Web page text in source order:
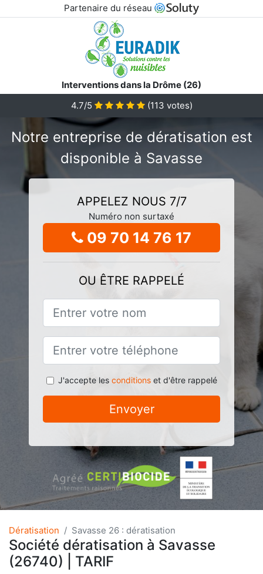
Partenaire du réseau
Interventions dans la Drôme (26)
4.7/5
(113 votes)
Notre entreprise de dératisation est
disponible à Savasse
APPELEZ NOUS 7/7
Numéro non surtaxé
09 70 14 76 17
OU ÊTRE RAPPELÉ
J'accepte les conditionset d'être rappelé
Envoyer
Dératisation Savasse 26 : dératisation
Société dératisation à Savasse
(26740) | TARIF